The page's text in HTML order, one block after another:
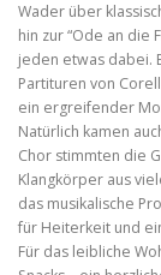
Wader über
hin zur “Ode an die
jeden etwas dabei.
Partituren von
ein ergreifender
Natürlich kamen
Chor stimmten die
Klangkörper aus
das musikalische
für Heiterkeit und
Für das leibliche